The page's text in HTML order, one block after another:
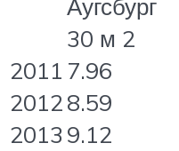
Аугсбург
30 м 2
2011 7.96
20128.59
2013 9.12